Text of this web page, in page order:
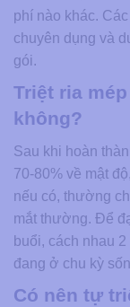
phí nào khác.
chuyên dụng và
gói.
Triệt ria
không?
Sau khi hoàn
70-80% về mật
nếu có, thường
mắt thường. Để
buổi, cách nhau
đang ở chu kỳ
Có nên tự